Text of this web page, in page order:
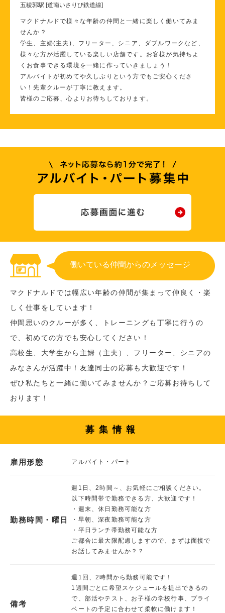
五稜郭駅 [道南いさりび鉄道線]
マクドナルドで様々な年齢の仲間と一緒に楽しく働いてみま
せんか？
学生、主婦(主夫)、フリーター、シニア、ダブルワークなど、
様々な方が活躍している楽しい店舗です。お客様が気持ちよ
くお食事できる環境を一緒に作っていきましょう！
アルバイトが初めてや久しぶりという方でもご安心くださ
い！先輩クルーが丁寧に教えます。
皆様のご応募、心よりお待ちしております。
働いている仲間からのメッセージ
マクドナルドでは幅広い年齢の仲間が集まって仲良く・楽
しく仕事をしています！
仲間思いのクルーが多く、トレーニングも丁寧に行うの
で、初めての方でも安心してください！
高校生、大学生から主婦（主夫）、フリーター、シニアの
みなさんが活躍中！友達同士の応募も大歓迎です！
ぜひ私たちと一緒に働いてみませんか？ご応募お待ちして
おります！
募集情報
雇用形態 アルバイト・パート
勤務時間・曜日
週1日、2時間～、お気軽にご相談ください。
以下時間帯で勤務できる方、大歓迎です！
・週末、休日勤務可能な方
・早朝、深夜勤務可能な方
・平日ランチ帯勤務可能な方
ご都合に最大限配慮しますので、まずは面接で
お話してみませんか？？
備考
週1回、2時間から勤務可能です！
1週間ごとに希望スケジュールを提出できるの
で、部活やテスト、お子様の学校行事、プライ
ベートの予定に合わせて柔軟に働けます！